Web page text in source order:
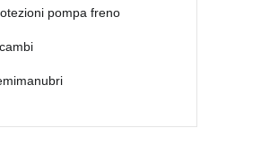
pompa freno